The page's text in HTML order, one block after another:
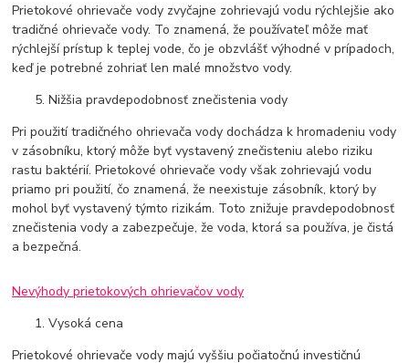
Prietokové ohrievače vody zvyčajne zohrievajú vodu rýchlejšie ako
tradičné ohrievače vody. To znamená, že používateľ môže mať
rýchlejší prístup k teplej vode, čo je obzvlášť výhodné v prípadoch,
keď je potrebné zohriať len malé množstvo vody.
Nižšia pravdepodobnosť znečistenia vody
Pri použití tradičného ohrievača vody dochádza k hromadeniu vody
v zásobníku, ktorý môže byť vystavený znečisteniu alebo riziku
rastu baktérií. Prietokové ohrievače vody však zohrievajú vodu
priamo pri použití, čo znamená, že neexistuje zásobník, ktorý by
mohol byť vystavený týmto rizikám. Toto znižuje pravdepodobnosť
znečistenia vody a zabezpečuje, že voda, ktorá sa používa, je čistá
a bezpečná.
Nevýhody prietokových ohrievačov vody
Vysoká cena
Prietokové ohrievače vody majú vyššiu počiatočnú investičnú